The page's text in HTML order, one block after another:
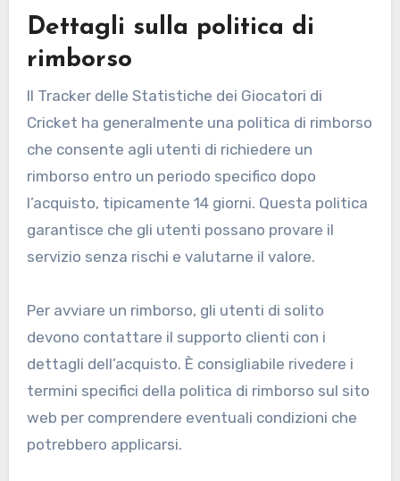
Dettagli sulla politica di
rimborso
Il Tracker delle Statistiche dei Giocatori di
Cricket ha generalmente una politica di rimborso
che consente agli utenti di richiedere un
rimborso entro un periodo specifico dopo
l’acquisto, tipicamente 14 giorni. Questa politica
garantisce che gli utenti possano provare il
servizio senza rischi e valutarne il valore.
Per avviare un rimborso, gli utenti di solito
devono contattare il supporto clienti con i
dettagli dell’acquisto. È consigliabile rivedere i
termini specifici della politica di rimborso sul sito
web per comprendere eventuali condizioni che
potrebbero applicarsi.